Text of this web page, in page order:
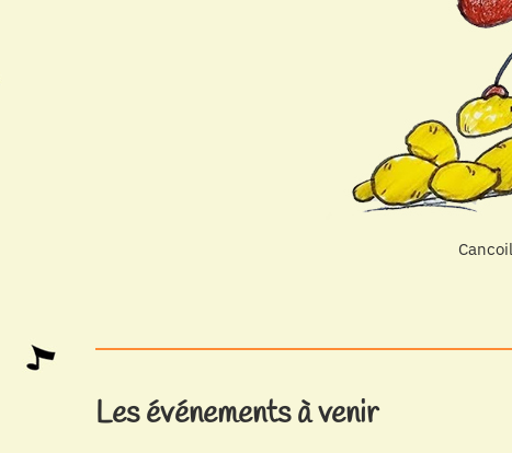
Les événements à venir